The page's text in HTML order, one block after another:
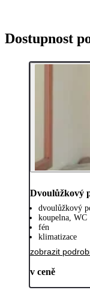
Dostupnost
Dvoulůžkový
dvoulůžkový
koupelna, WC
fén
klimatizace
zobrazit
v ceně